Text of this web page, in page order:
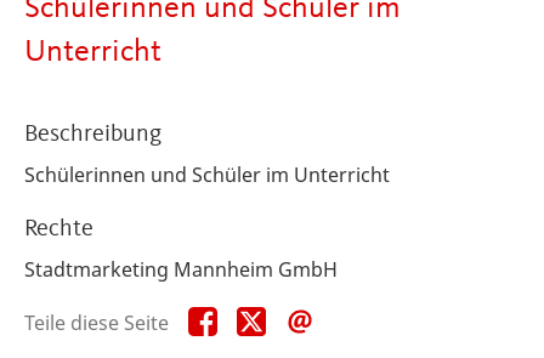
Schülerinnen und Schüler im
Unterricht
Beschreibung
Schülerinnen und Schüler im Unterricht
Rechte
Stadtmarketing Mannheim GmbH
Teile diese Seite
Teile
diese
Teile
diese